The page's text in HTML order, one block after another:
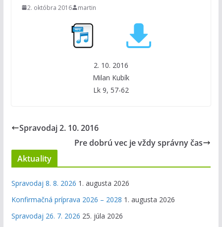
2. októbra 2016 martin
2. 10. 2016
Milan Kubík
Lk 9, 57-62
Spravodaj 2. 10. 2016
Pre dobrú vec je vždy správny čas
Aktuality
Spravodaj 8. 8. 2026 1. augusta 2026
Konfirmačná príprava 2026 – 2028 1. augusta 2026
Spravodaj 26. 7. 2026 25. júla 2026